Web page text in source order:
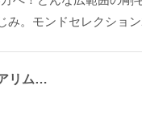
み。モンドセレクショ
リム…